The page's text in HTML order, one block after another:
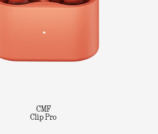
CMF
Clip Pro